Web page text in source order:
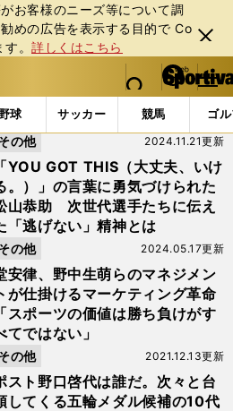
お客様のニーズ等について調
めの広告を表⽰する⽬的で Co
す。詳しくはこちら
閉じ
る
web Sportiva (webスポルティーバ)
検索
マイペ
ー
ジ
メニュ
野球 サッカー 競馬 ゴ
果
「YOU GOT THIS（大丈夫、いけ
。）」の言葉に勇気づけられた
山恭助 次世代選手たちに伝え
「逃げない」精神とは
2024.11.21更新
の他
安律、野中生萌らのマネジメン
が仕掛けるマーケティング革命
「スポーツの価値は勝ち負けがす
てではない」
2024.05.17更新
の他
スト野口啓代は誰だ。次々と台
してくる五輪メダル候補の10代
2021.12.13更新
の他